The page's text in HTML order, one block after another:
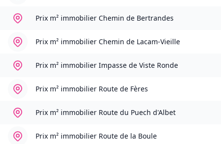
Prix m² immobilier Chemin de Bertrandes
Prix m² immobilier Chemin de Lacam-Vieille
Prix m² immobilier Impasse de Viste Ronde
Prix m² immobilier Route de Fères
Prix m² immobilier Route du Puech d'Albet
Prix m² immobilier Route de la Boule